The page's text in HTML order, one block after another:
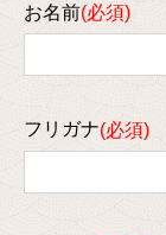
お名前
フリガナ